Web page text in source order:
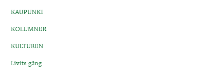
KAUPUNKI
KOLUMNER
KULTUREN
Livits gång